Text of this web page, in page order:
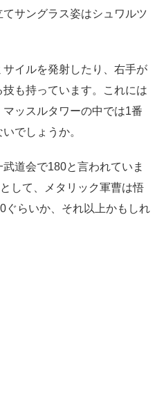
サングラス姿はシュワルツ
イルを発射したり、右手が
も持っています。これには
ッスルタワーの中では1番
でしょうか。
道会で180と言われていま
して、メタリック軍曹は悟
ぐらいか、それ以上かもしれ